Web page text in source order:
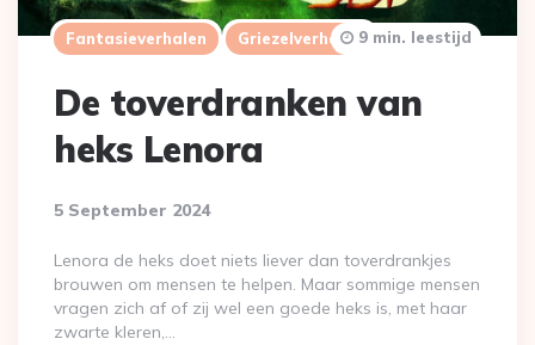
Fantasieverhalen Griezelverhalen
De toverdranken van
heks Lenora
5 September 2024
9 min. leestijd
Lenora de heks doet niets liever dan toverdrankjes
brouwen om mensen te helpen. Maar sommige mensen
vragen zich af of zij wel een goede heks is, met haar
zwarte kleren,…